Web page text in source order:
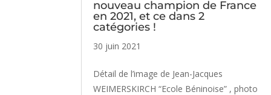
nouveau champion de France
en 2021, et ce dans 2
catégories !
30 juin 2021
Détail de l’image de Jean-Jacques
WEIMERSKIRCH “Ecole Béninoise” , photo